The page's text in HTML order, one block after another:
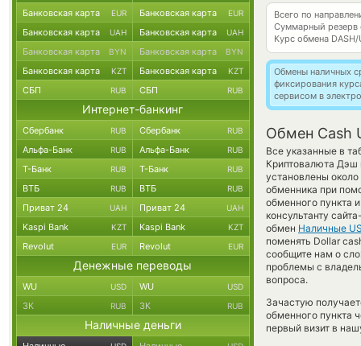
Всего по
Суммарный резерв
Курс обмена DASH/
Обмены наличных
фиксирования
сервисом в
Обмен Cash
Все указанные в
Криптовалюта Дэш
установлены
обменника при
обменного пункта
консультанту
обмен Наличные
поменять Dollar
сообщите нам о
проблемы с
вопроса.
Зачастую
обменного пункта
первый визит в
Банковская карта EUR Банковская карта EUR
Банковская карта UAH Банковская карта UAH
Банковская карта BYN Банковская карта BYN
Банковская карта KZT Банковская карта KZT
СБП RUB СБП RUB
Интернет-банкинг
Сбербанк RUB Сбербанк RUB
Альфа-Банк RUB Альфа-Банк RUB
Т-Банк RUB Т-Банк RUB
ВТБ RUB ВТБ RUB
Приват 24 UAH Приват 24 UAH
Kaspi Bank KZT Kaspi Bank KZT
Revolut EUR Revolut EUR
Денежные переводы
WU USD WU USD
ЗК RUB ЗК RUB
Наличные деньги